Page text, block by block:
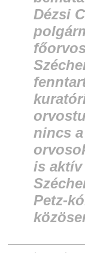
Dézsi
nincs
is aktív
Petz-